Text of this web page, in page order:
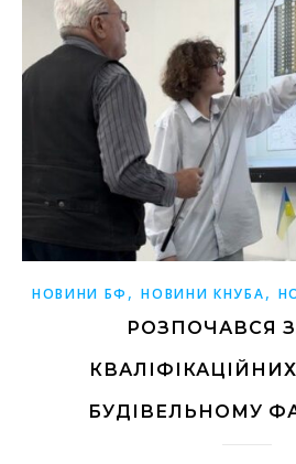
НОВИНИ БФ ,НОВИНИ КНУБА,
РОЗПОЧАВСЯ
БУДІВЕЛЬНОМУ